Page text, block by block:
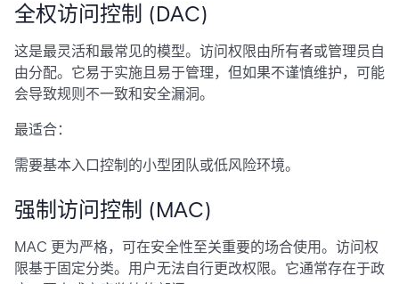
全权访问控制 (DAC)
这是最灵活和最常见的模型。访问权限由所有者或管理员自
由分配。它易于实施且易于管理，但如果不谨慎维护，可能
会导致规则不一致和安全漏洞。
最适合：
需要基本入口控制的小型团队或低风险环境。
强制访问控制 (MAC)
MAC 更为严格，可在安全性至关重要的场合使用。访问权
限基于固定分类。用户无法自行更改权限。它通常存在于政